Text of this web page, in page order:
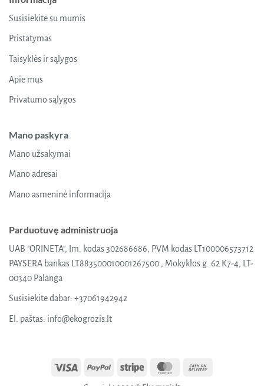
Susisiekite su mumis
Pristatymas
Taisyklės ir sąlygos
Apie mus
Privatumo sąlygos
Mano paskyra
Mano užsakymai
Mano adresai
Mano asmeninė informacija
Parduotuvę administruoja
UAB "ORINETA", Im. kodas 302686686, PVM kodas LT100006573712
PAYSERA bankas LT883500010001267500 , Mokyklos g. 62 K7-4, LT-
00340 Palanga
Susisiekite dabar: +37061942942
El. paštas: info@ekogrozis.lt
Visa PayPal Stripe MasterCard